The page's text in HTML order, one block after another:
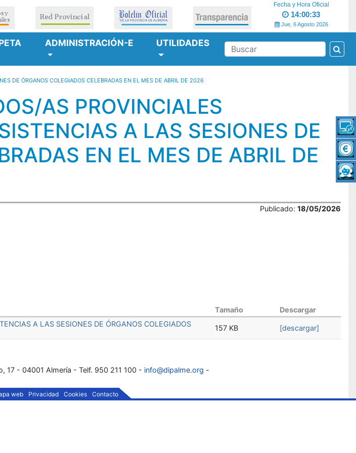
Fecha y Hora Oficial
14:00:33
Jue, 6 Agosto 2026
ADMINISTRACIÓN-E UTILIDADES
BUSCAR
DE ÓRGANOS COLEGIADOS CELEBRADAS EN EL MES DE ABRIL DE 2026
AS PROVINCIALES
A LAS SESIONES DE
EN EL MES DE ABRIL DE
Publicado: 18/05/2026
Tamaño
Descargar
A LAS SESIONES DE ÓRGANOS COLEGIADOS
157 KB [descargar]
17 - 04001 Almería - Telf. 950 211 100 - info@dipalme.org -
web Privacidad Cookies Contacto